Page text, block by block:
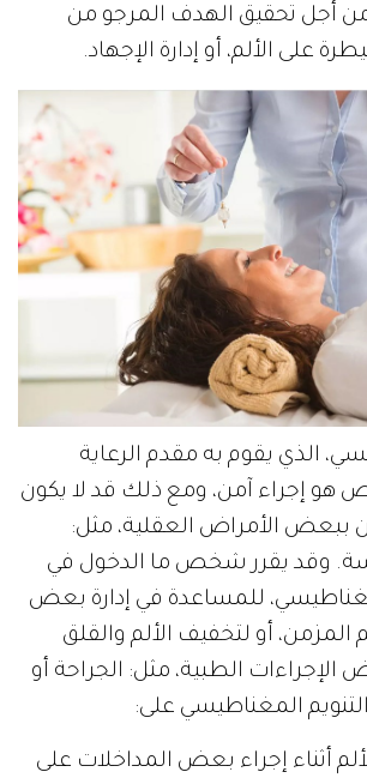
من أجل تحقيق الهدف المرجو من
على الألم، أو إدارة الإجهاد.
الذي يقوم به مقدم الرعاية
هو إجراء آمن، ومع ذلك قد لا يكون
ببعض الأمراض العقلية، مثل:
وقد يقرر شخص ما الدخول في
للمساعدة في إدارة بعض
المزمن، أو لتخفيف الألم والقلق
الطبية، مثل: الجراحة أو
المغناطيسي على:
أثناء إجراء بعض المداخلات على